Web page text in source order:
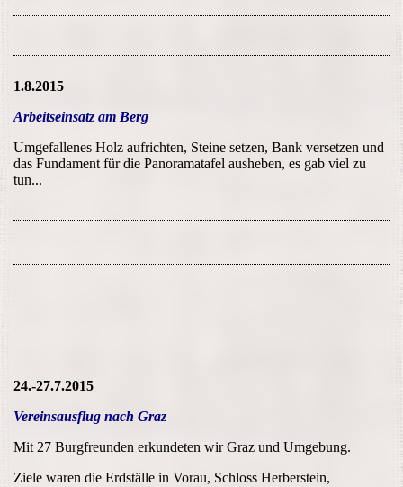
1.8.2015
Arbeitseinsatz am Berg
Umgefallenes Holz aufrichten, Steine setzen, Bank versetzen und
das Fundament für die Panoramatafel ausheben, es gab viel zu
tun...
24.-27.7.2015
Vereinsausflug nach Graz
Mit 27 Burgfreunden erkundeten wir Graz und Umgebung.
Ziele waren die Erdställe in Vorau, Schloss Herberstein,